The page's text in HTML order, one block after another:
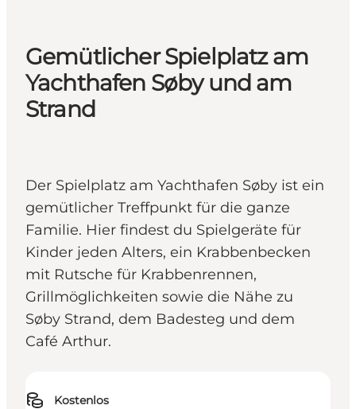
Gemütlicher Spielplatz am
Yachthafen Søby und am
Strand
Der Spielplatz am Yachthafen Søby ist ein
gemütlicher Treffpunkt für die ganze
Familie. Hier findest du Spielgeräte für
Kinder jeden Alters, ein Krabbenbecken
mit Rutsche für Krabbenrennen,
Grillmöglichkeiten sowie die Nähe zu
Søby Strand, dem Badesteg und dem
Café Arthur.
Kostenlos